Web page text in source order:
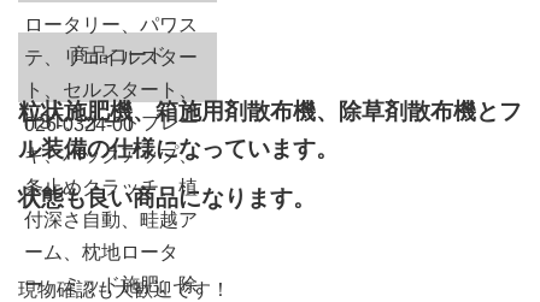
ロータリー、パワス
テ、リコイルスター
ト、セルスタート、
HST、オートブレー
キ、バックアップ、
条止めクラッチ、植
付深さ自動、畦越ア
ーム、枕地ロータ
ー、ミッド施肥、除
商品コード
026-0324-00
粒状施肥機、箱施用剤散布機、除草剤散布機とフ
ル装備の仕様になっています。
状態も良い商品になります。
現物確認も大歓迎です！